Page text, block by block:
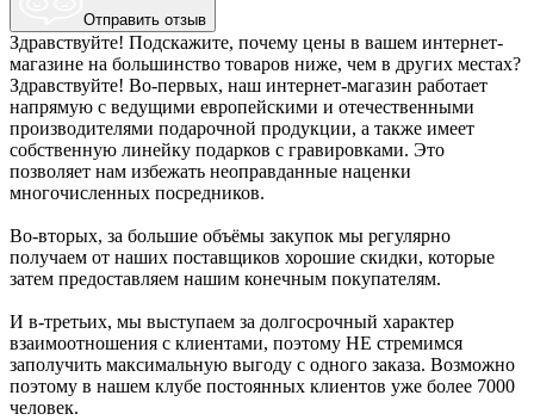
Отправить отзыв
Здравствуйте! Подскажите, почему цены в вашем интернет-
магазине на большинство товаров ниже, чем в других местах?
Здравствуйте! Во-первых, наш интернет-магазин работает
напрямую с ведущими европейскими и отечественными
производителями подарочной продукции, а также имеет
собственную линейку подарков с гравировками. Это
позволяет нам избежать неоправданные наценки
многочисленных посредников.
Во-вторых, за большие объёмы закупок мы регулярно
получаем от наших поставщиков хорошие скидки, которые
затем предоставляем нашим конечным покупателям.
И в-третьих, мы выступаем за долгосрочный характер
взаимоотношения с клиентами, поэтому НЕ стремимся
заполучить максимальную выгоду с одного заказа. Возможно
поэтому в нашем клубе постоянных клиентов уже более 7000
человек.